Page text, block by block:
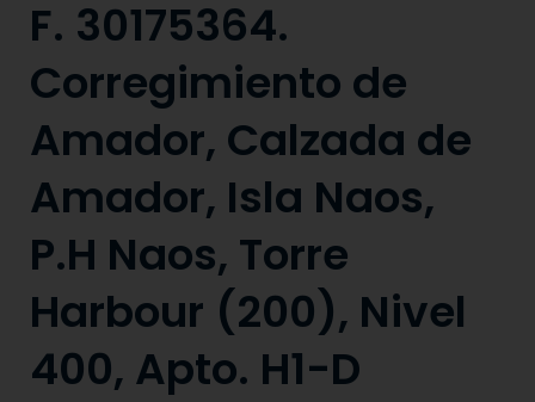
F. 30175364.
Corregimiento de
Amador, Calzada de
Amador, Isla Naos,
P.H Naos, Torre
Harbour (200), Nivel
400, Apto. H1-D